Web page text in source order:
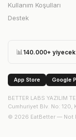
Kullanım Koşulları
Destek
📊 140.000+
App Store Google
BETTER LABS YAZILIM
Cumhuriyet Blv. No: 120,
© 2026 EatBetter — Not